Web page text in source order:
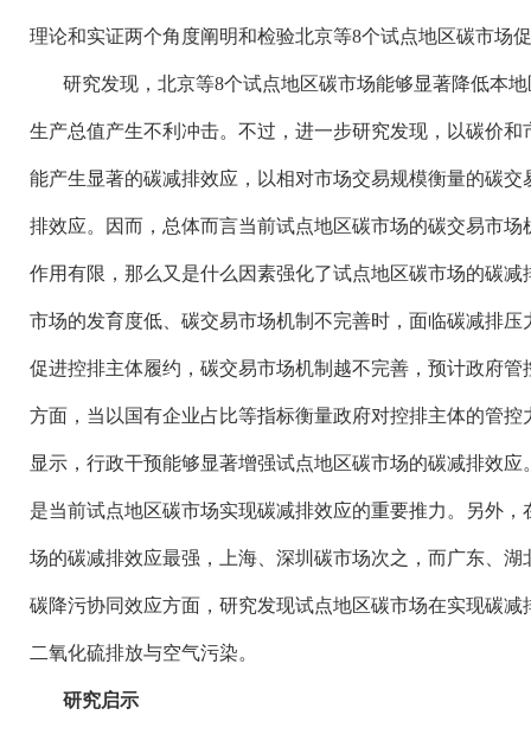
理论和实证两个角度阐明和检验北京等8个试点地区碳市场
研究发现，北京等8个试点地区碳市场能够显著降低本
生产总值产生不利冲击。不过，进一步研究发现，以碳价
能产生显著的碳减排效应，以相对市场交易规模衡量的碳
排效应。因而，总体而言当前试点地区碳市场的碳交易市
作用有限，那么又是什么因素强化了试点地区碳市场的碳
市场的发育度低、碳交易市场机制不完善时，面临碳减排
促进控排主体履约，碳交易市场机制越不完善，预计政府
方面，当以国有企业占比等指标衡量政府对控排主体的管
显示，行政干预能够显著增强试点地区碳市场的碳减排效
是当前试点地区碳市场实现碳减排效应的重要推力。另外
场的碳减排效应最强，上海、深圳碳市场次之，而广东、
碳降污协同效应方面，研究发现试点地区碳市场在实现碳
二氧化硫排放与空气污染。
研究启示